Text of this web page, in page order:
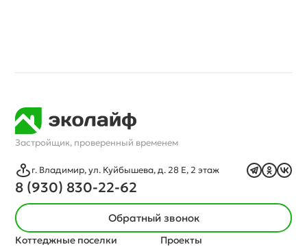
Застройщик, проверенный временем
г. Владимир, ул. Куйбышева, д. 28 Е, 2 этаж
8 (930) 830-22-62
Коттеджные поселки Проекты
Обратный звонок